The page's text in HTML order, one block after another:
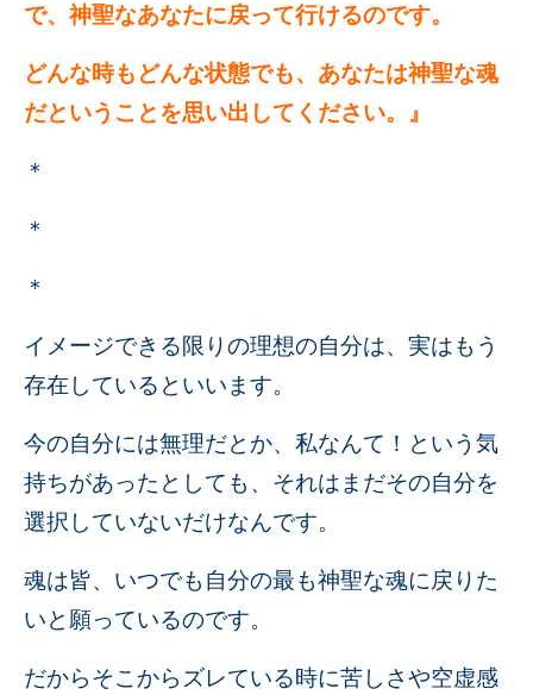
で、神聖なあなたに戻って行けるのです。
どんな時もどんな状態でも、あなたは神聖な魂
だということを思い出してください。』
＊
＊
＊
イメージできる限りの理想の自分は、実はもう
存在しているといいます。
今の自分には無理だとか、私なんて！という気
持ちがあったとしても、それはまだその自分を
選択していないだけなんです。
魂は皆、いつでも自分の最も神聖な魂に戻りた
いと願っているのです。
だからそこからズレている時に苦しさや空虚感